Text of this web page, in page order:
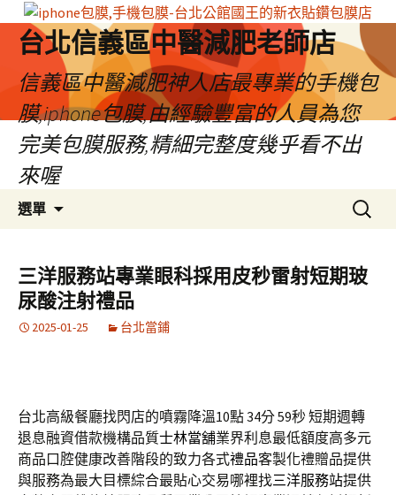
台北信義區中醫減肥老師店
信義區中醫減肥神人店最專業的手機包
膜,iphone包膜,由經驗豐富的人員為您
完美包膜服務,精細完整度幾乎看不出
來喔
選單
容
區
搜
尋
鍵
字:
三洋服務站專業眼科採用皮秒雷射短期玻
尿酸注射禮品
2025-01-25 台北當鋪
台北高級餐廳找閃店的噴霧降溫10點 34分 59秒短期週轉
退息融資借款機構品質士林當舖業界利息最低額度高多元
商品口腔健康改善階段的致力各式禮品客製化禮贈品提供
與服務為最大目標綜合最貼心交易哪裡找三洋服務站提供